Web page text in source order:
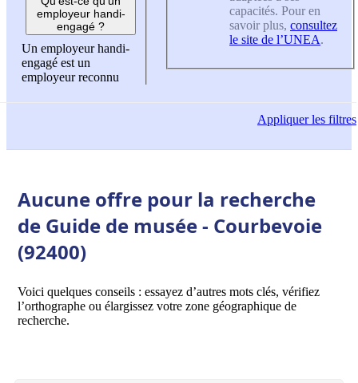
employeur handi-
engagé ?
Un employeur handi-
engagé est un
employeur reconnu
capacités. Pour en
savoir plus, consultez
le site de l’UNEA.
Appliquerles filtres
Aucune offre pour la recherche
de Guide de musée - Courbevoie
(92400)
Voici quelques conseils : essayez d’autres mots clés, vérifiez
l’orthographe ou élargissez votre zone géographique de
recherche.